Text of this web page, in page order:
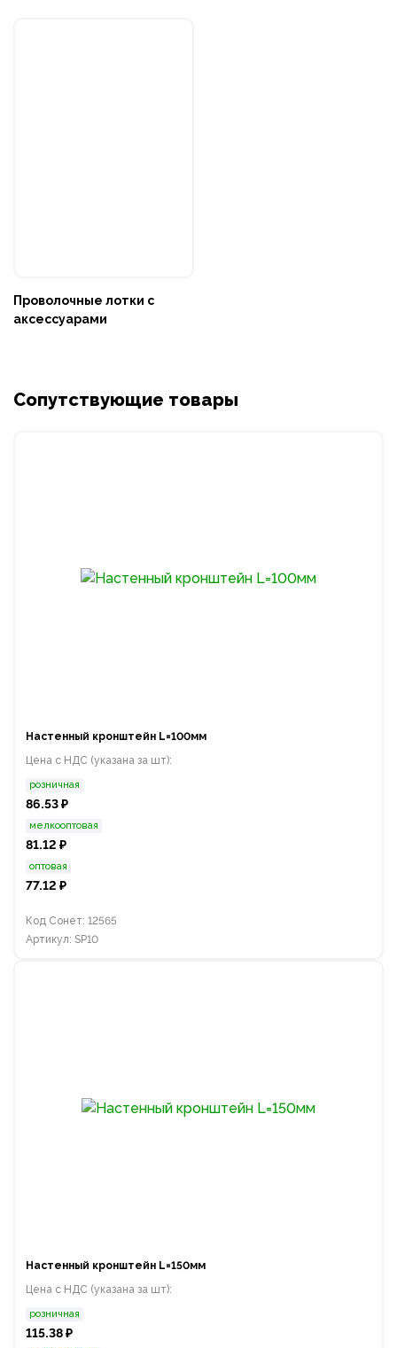
Проволочные лотки с
аксессуарами
Сопутствующие товары
Настенный кронштейн L=100мм
Цена с НДС (указана за шт):
розничная
86.53 ₽
мелкооптовая
81.12 ₽
оптовая
77.12 ₽
Код Сонет: 12565
Артикул: SP10
Настенный кронштейн L=150мм
Цена с НДС (указана за шт):
розничная
115.38 ₽